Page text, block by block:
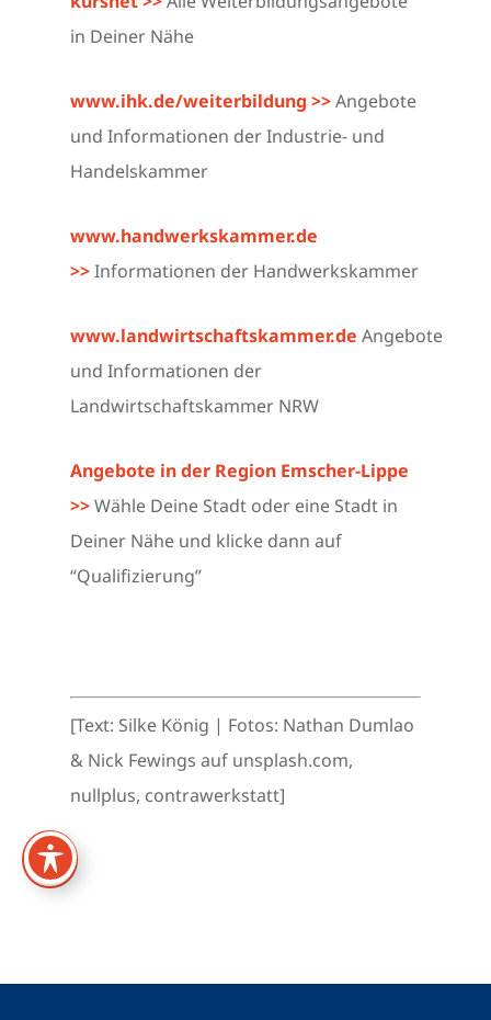
in Deiner Nähe
www.ihk.de/weiterbildung >>Angebote
und Informationen der Industrie- und
Handelskammer
www.handwerkskammer.de
>>Informationen der Handwerkskammer
www.landwirtschaftskammer.de Angebote
und Informationen der
Landwirtschaftskammer NRW
Angebote in der Region Emscher-Lippe
>>Wähle Deine Stadt oder eine Stadt in
Deiner Nähe und klicke dann auf
“Qualifizierung”
[Text: Silke König | Fotos: Nathan Dumlao
& Nick Fewings auf unsplash.com,
nullplus, contrawerkstatt]